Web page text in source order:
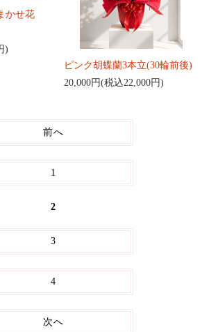
かせ花
)
ピンク胡蝶蘭3本立(30輪前後)
20,000円(税込22,000円)
前へ
1
2
3
4
次へ